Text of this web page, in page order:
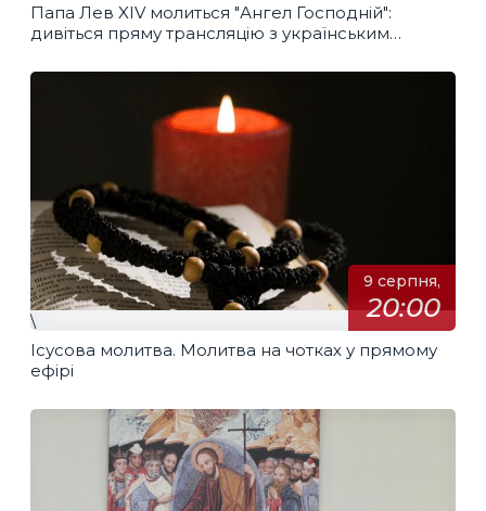
Папа Лев XIV молиться "Ангел Господній":
дивіться пряму трансляцію з українським
9 серпня,
20:00
\
Ісусова молитва. Молитва на чотках у прямому
ефірі